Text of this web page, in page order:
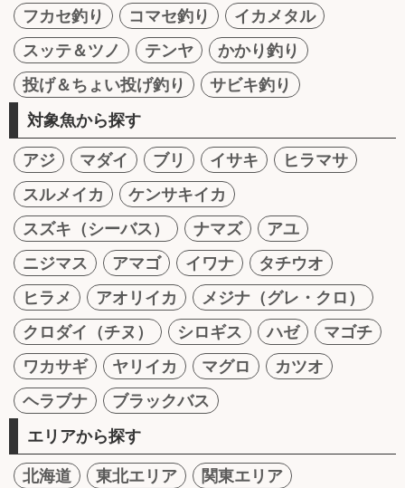
フカセ釣り
コマセ釣り
イカメタル
スッテ＆ツノ
テンヤ
かかり釣り
投げ＆ちょい投げ釣り
サビキ釣り
対象魚から探す
アジ マダイ ブリ イサキ
ヒラマサ
スルメイカ
ケンサキイカ
スズキ（シーバス）
ナマズ
アユ
ニジマス
アマゴ イワナ
タチウオ
ヒラメ
アオリイカ
メジナ（グレ・クロ）
クロダイ（チヌ）
シロギス ハゼ
マゴチ
ワカサギ
ヤリイカ マグロ
カツオ
ヘラブナ
ブラックバス
エリアから探す
北海道 東北エリア
関東エリア